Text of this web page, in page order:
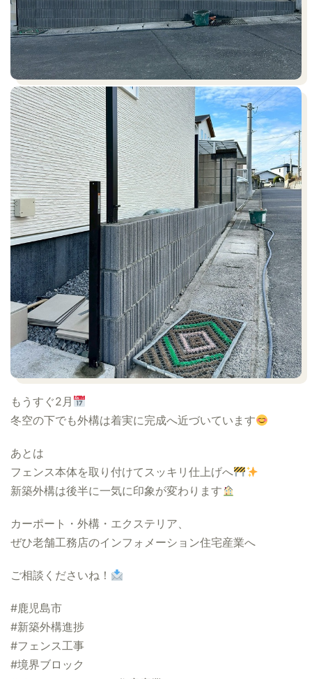
もうすぐ2月
冬空の下でも外構は着実に完成へ近づいています
あとは
フェンス本体を取り付けてスッキリ仕上げへ
新築外構は後半に一気に印象が変わります
カーポート・外構・エクステリア、
ぜひ老舗工務店のインフォメーション住宅産業へ
ご相談くださいね！
#鹿児島市
#新築外構進捗
#フェンス工事
#境界ブロック